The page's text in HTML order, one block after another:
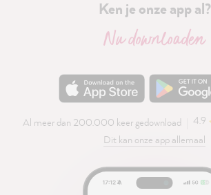
Ken je onze app al?
Nu downloaden
Al meer dan 200.000 keer gedownload
4.9
Dit kan onze app allemaal